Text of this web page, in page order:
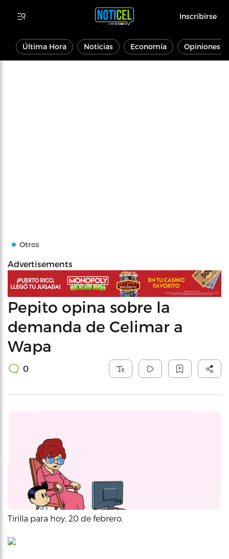
Inscribirse
Última Hora Noticias Economía Opiniones
Otros
Advertisements
Pepito opina sobre la
demanda de Celimar a
Wapa
0
Tirilla para hoy, 20 de febrero.